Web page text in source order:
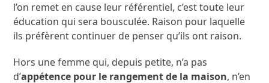
l’on remet en cause leur référentiel, c’est toute leur
éducation qui sera bousculée. Raison pour laquelle
ils préfèrent continuer de penser qu’ils ont raison.
Hors une femme qui, depuis petite, n’a pas
d’appétence pour le rangement de la maison, n’en